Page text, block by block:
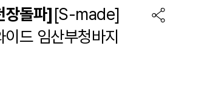
장돌파][S-made]
드 임산부청바지